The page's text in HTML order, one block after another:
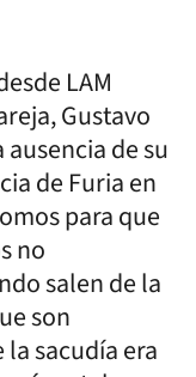
LAM
Gustavo
de su
de Furia en
para que
no
salen de la
son
sacudía era